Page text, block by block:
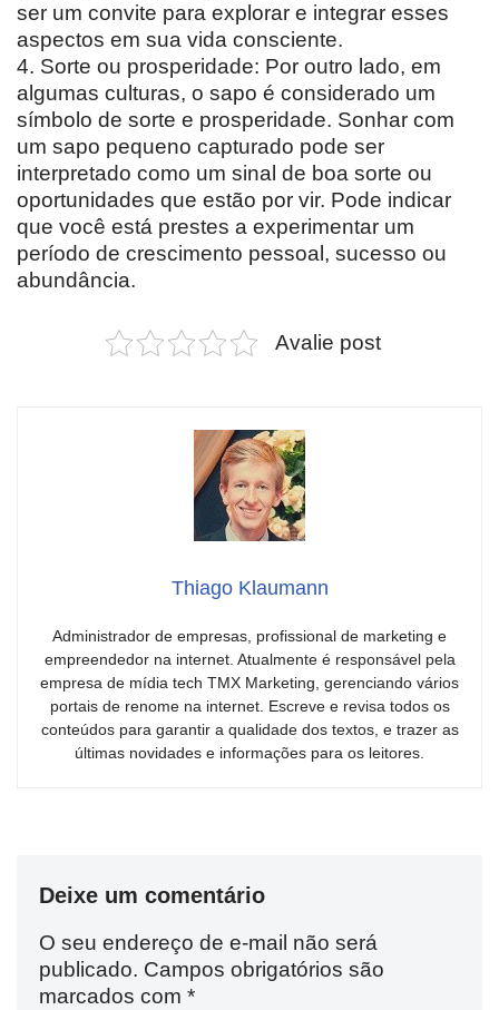
ser um convite para explorar e integrar esses
aspectos em sua vida consciente.
4. Sorte ou prosperidade: Por outro lado, em
algumas culturas, o sapo é considerado um
símbolo de sorte e prosperidade. Sonhar com
um sapo pequeno capturado pode ser
interpretado como um sinal de boa sorte ou
oportunidades que estão por vir. Pode indicar
que você está prestes a experimentar um
período de crescimento pessoal, sucesso ou
abundância.
Avalie post
Thiago Klaumann
Administrador de empresas, profissional de marketing e
empreendedor na internet. Atualmente é responsável pela
empresa de mídia tech TMX Marketing, gerenciando vários
portais de renome na internet. Escreve e revisa todos os
conteúdos para garantir a qualidade dos textos, e trazer as
últimas novidades e informações para os leitores.
Deixe um comentário
O seu endereço de e-mail não será
publicado. Campos obrigatórios são
marcados com *